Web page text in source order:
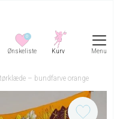
0
Menu
– bundfarve orange